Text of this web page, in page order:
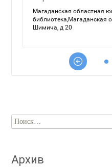
Найти:
Архив